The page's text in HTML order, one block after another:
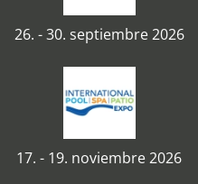
26. - 30. septiembre 2026
17. - 19. noviembre 2026